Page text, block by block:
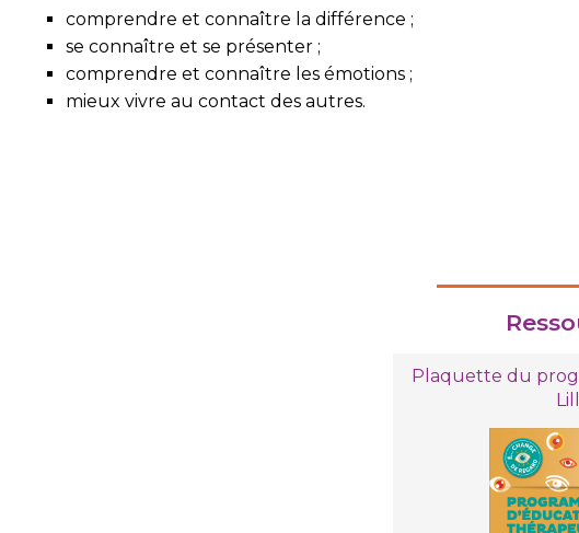
comprendre et connaître la différence ;
se connaître et se présenter ;
comprendre et connaître les émotions ;
mieux vivre au contact des autres.
Plaquette du